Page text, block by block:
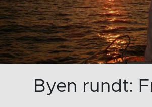
Byen rundt: